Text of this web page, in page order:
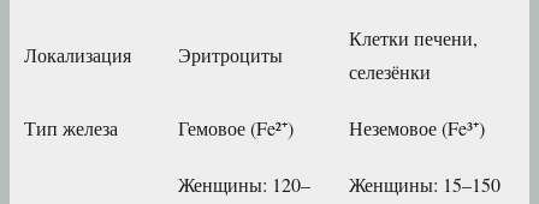
Локализация Эритроциты
Клетки печени,
селезёнки
Тип железа Гемовое (Fe²⁺) Неземовое (Fe³⁺)
Женщины: 120–
Женщины: 15–150